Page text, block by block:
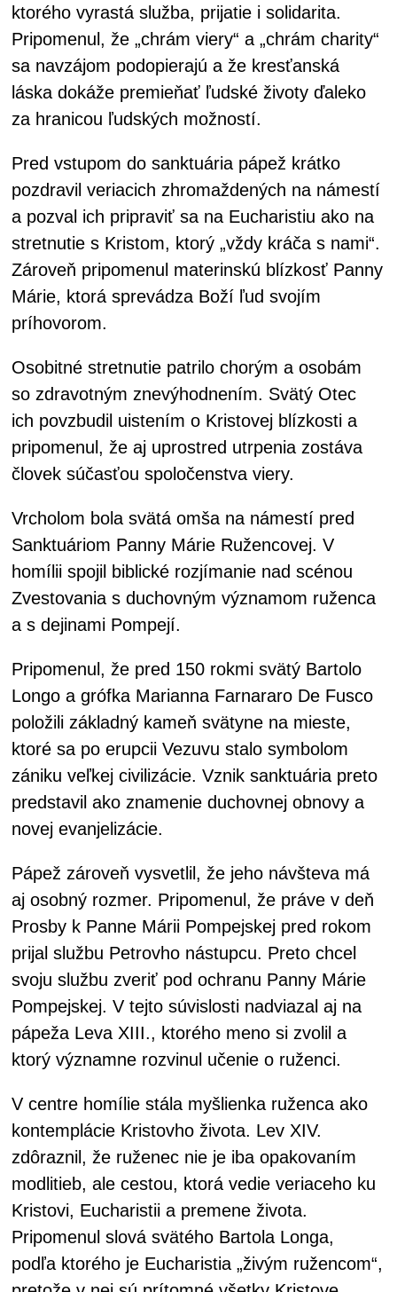
ktorého vyrastá služba, prijatie i solidarita.
Pripomenul, že „chrám viery“ a „chrám charity“
sa navzájom podopierajú a že kresťanská
láska dokáže premieňať ľudské životy ďaleko
za hranicou ľudských možností.
Pred vstupom do sanktuária pápež krátko
pozdravil veriacich zhromaždených na námestí
a pozval ich pripraviť sa na Eucharistiu ako na
stretnutie s Kristom, ktorý „vždy kráča s nami“.
Zároveň pripomenul materinskú blízkosť Panny
Márie, ktorá sprevádza Boží ľud svojím
príhovorom.
Osobitné stretnutie patrilo chorým a osobám
so zdravotným znevýhodnením. Svätý Otec
ich povzbudil uistením o Kristovej blízkosti a
pripomenul, že aj uprostred utrpenia zostáva
človek súčasťou spoločenstva viery.
Vrcholom bola svätá omša na námestí pred
Sanktuáriom Panny Márie Ružencovej. V
homílii spojil biblické rozjímanie nad scénou
Zvestovania s duchovným významom ruženca
a s dejinami Pompejí.
Pripomenul, že pred 150 rokmi svätý Bartolo
Longo a grófka Marianna Farnararo De Fusco
položili základný kameň svätyne na mieste,
ktoré sa po erupcii Vezuvu stalo symbolom
zániku veľkej civilizácie. Vznik sanktuária preto
predstavil ako znamenie duchovnej obnovy a
novej evanjelizácie.
Pápež zároveň vysvetlil, že jeho návšteva má
aj osobný rozmer. Pripomenul, že práve v deň
Prosby k Panne Márii Pompejskej pred rokom
prijal službu Petrovho nástupcu. Preto chcel
svoju službu zveriť pod ochranu Panny Márie
Pompejskej. V tejto súvislosti nadviazal aj na
pápeža Leva XIII., ktorého meno si zvolil a
ktorý významne rozvinul učenie o ruženci.
V centre homílie stála myšlienka ruženca ako
kontemplácie Kristovho života. Lev XIV.
zdôraznil, že ruženec nie je iba opakovaním
modlitieb, ale cestou, ktorá vedie veriaceho ku
Kristovi, Eucharistii a premene života.
Pripomenul slová svätého Bartola Longa,
podľa ktorého je Eucharistia „živým ružencom“,